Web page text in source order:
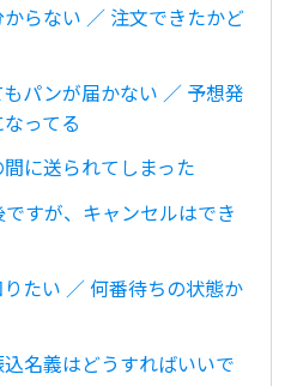
らない ／ 注文できたかど
パンが届かない ／ 予想発
ってる
に送られてしまった
すが、キャンセルはでき
たい ／ 何番待ちの状態か
名義はどうすればいいで